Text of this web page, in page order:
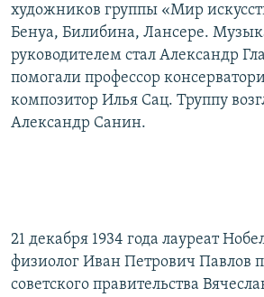
Все сайты РСЕ/РС
художников группы «Мир
Бенуа, Билибина, Лансере.
руководителем стал Александр
помогали профессор
композитор Илья Сац. Труппу
Александр Санин.
21 декабря 1934 года лауреат
физиолог Иван Петрович Павлов
советского правительства